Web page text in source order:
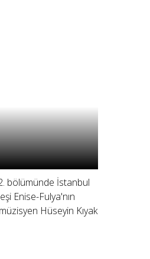
bölümünde İstanbul
Enise-Fulya'nın
Hüseyin Kıyak